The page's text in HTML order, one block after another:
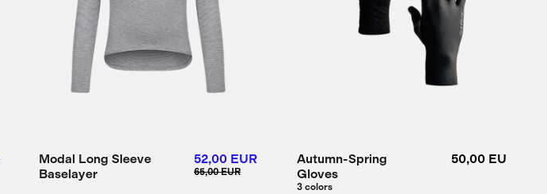
Modal Long Sleeve
Baselayer
52,00 EUR
65,00 EUR
Autumn-Spring
Gloves
3 colors
50,00 EUR